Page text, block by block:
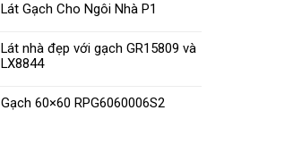
Lát Gạch Cho Ngôi Nhà P1
Lát nhà đẹp với gạch GR15809 và
LX8844
Gạch 60×60 RPG6060006S2